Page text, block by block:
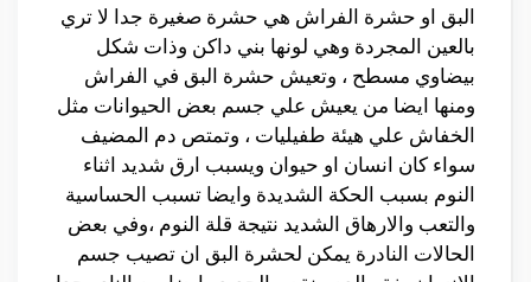
البق او حشرة الفراش هي حشرة صغيرة جدا لا تري
بالعين المجردة وهي لونها بني داكن وذات شكل
بيضاوي مسطح ، وتعيش حشرة البق في الفراش
ومنها ايضا من يعيش علي جسم بعض الحيوانات مثل
الخفاش علي هيئة طفيليات ، وتمتص دم المضيف
سواء كان انسان او حيوان ويسبب ارق شديد اثناء
النوم بسبب الحكة الشديدة وايضا تسبب الحساسية
والتعب والارهاق الشديد نتيجة قلة النوم ،وفي بعض
الحالات النادرة يمكن لحشرة البق ان تصيب جسم